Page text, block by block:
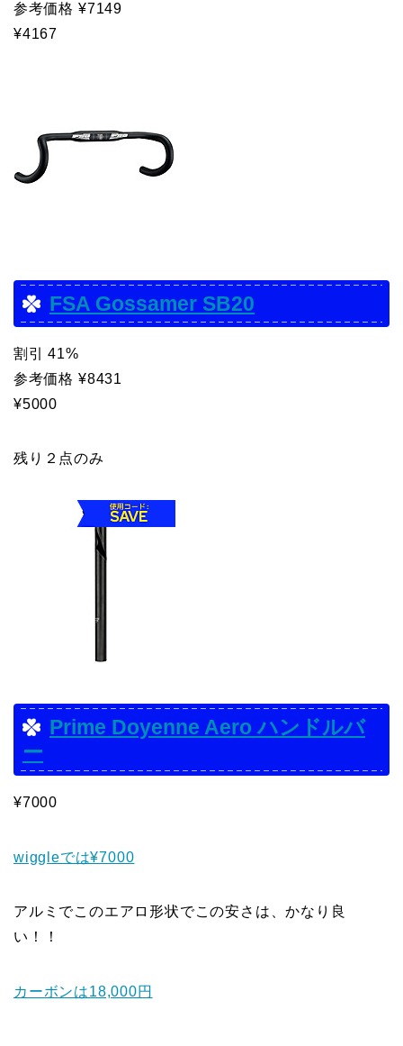
参考価格 ¥7149
¥4167
FSA Gossamer SB20
割引 41%
参考価格 ¥8431
¥5000
残り２点のみ
Prime Doyenne Aero ハンドルバ
ー
¥7000
wiggleでは¥7000
アルミでこのエアロ形状でこの安さは、かなり良
い！！
カーボンは18,000円